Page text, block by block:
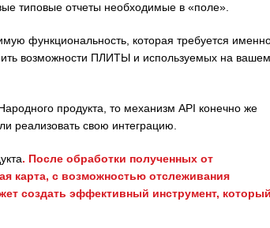
типовые отчеты необходимые в «поле».
функциональность, которая требуется
возможности ПЛИТЫ и используемых на вашем
продукта, то механизм API конечно же
реализовать свою интеграцию.
. После обработки полученных от
карта, с возможностью отслеживания
создать эффективный инструмент,